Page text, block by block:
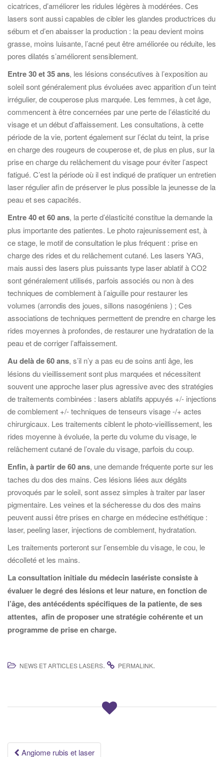
cicatrices, d’améliorer les ridules légères à modérées. Ces
lasers sont aussi capables de cibler les glandes productrices du
sébum et d’en abaisser la production : la peau devient moins
grasse, moins luisante, l’acné peut être améliorée ou réduite, les
pores dilatés s’améliorent sensiblement.
Entre 30 et 35 ans, les lésions consécutives à l’exposition au
soleil sont généralement plus évoluées avec apparition d’un teint
irrégulier, de couperose plus marquée. Les femmes, à cet âge,
commencent à être concernées par une perte de l’élasticité du
visage et un début d’affaissement. Les consultations, à cette
période de la vie, portent également sur l’éclat du teint, la prise
en charge des rougeurs de couperose et, de plus en plus, sur la
prise en charge du relâchement du visage pour éviter l’aspect
fatigué. C’est la période où il est indiqué de pratiquer un entretien
laser régulier afin de préserver le plus possible la jeunesse de la
peau et ses capacités.
Entre 40 et 60 ans, la perte d’élasticité constitue la demande la
plus importante des patientes. Le photo rajeunissement est, à
ce stage, le motif de consultation le plus fréquent : prise en
charge des rides et du relâchement cutané. Les lasers YAG,
mais aussi des lasers plus puissants type laser ablatif à CO2
sont généralement utilisés, parfois associés ou non à des
techniques de comblement à l’aiguille pour restaurer les
volumes (arrondis des joues, sillons nasogéniens ) ; Ces
associations de techniques permettent de prendre en charge les
rides moyennes à profondes, de restaurer une hydratation de la
peau et de corriger l’affaissement.
Au delà de 60 ans, s’il n’y a pas eu de soins anti âge, les
lésions du vieillissement sont plus marquées et nécessitent
souvent une approche laser plus agressive avec des stratégies
de traitements combinées : lasers ablatifs appuyés +/- injections
de comblement +/- techniques de tenseurs visage -/+ actes
chirurgicaux. Les traitements ciblent le photo-vieillissement, les
rides moyenne à évoluée, la perte du volume du visage, le
relâchement cutané de l’ovale du visage, parfois du coup.
Enfin, à partir de 60 ans, une demande fréquente porte sur les
taches du dos des mains. Ces lésions liées aux dégâts
provoqués par le soleil, sont assez simples à traiter par laser
pigmentaire. Les veines et la sécheresse du dos des mains
peuvent aussi être prises en charge en médecine esthétique :
laser, peeling laser, injections de comblement, hydratation.
Les traitements porteront sur l’ensemble du visage, le cou, le
décolleté et les mains.
La consultation initiale du médecin lasériste consiste à
évaluer le degré des lésions et leur nature, en fonction de
l’âge, des antécédents spécifiques de la patiente, de ses
attentes, afin de proposer une stratégie cohérente et un
programme de prise en charge.
NEWS ET ARTICLES LASERS. PERMALINK.
Angiome rubis et laser